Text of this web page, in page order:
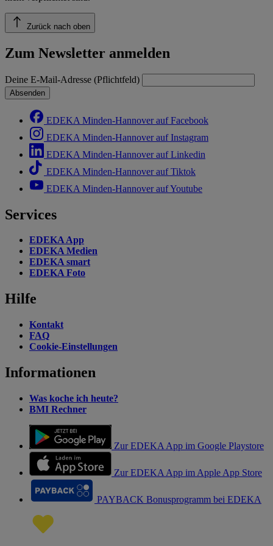
Zurück nach oben
Zum Newsletter anmelden
Deine E-Mail-Adresse (Pflichtfeld)
Absenden
EDEKA Minden-Hannover auf Facebook
EDEKA Minden-Hannover auf Instagram
EDEKA Minden-Hannover auf Linkedin
EDEKA Minden-Hannover auf Tiktok
EDEKA Minden-Hannover auf Youtube
Services
EDEKA App
EDEKA Medien
EDEKA smart
EDEKA Foto
Hilfe
Kontakt
FAQ
Cookie-Einstellungen
Informationen
Was koche ich heute?
BMI Rechner
Zur EDEKA App im Google Playstore
Zur EDEKA App im Apple App Store
PAYBACK Bonusprogramm bei EDEKA